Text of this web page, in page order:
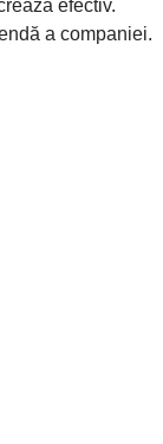
efectiv.
a companiei.